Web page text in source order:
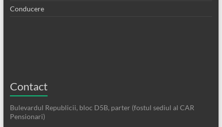
Conducere
Contact
Bulevardul Republicii, bloc D5B, parter (fostul sediul al CAR
Pensionari)